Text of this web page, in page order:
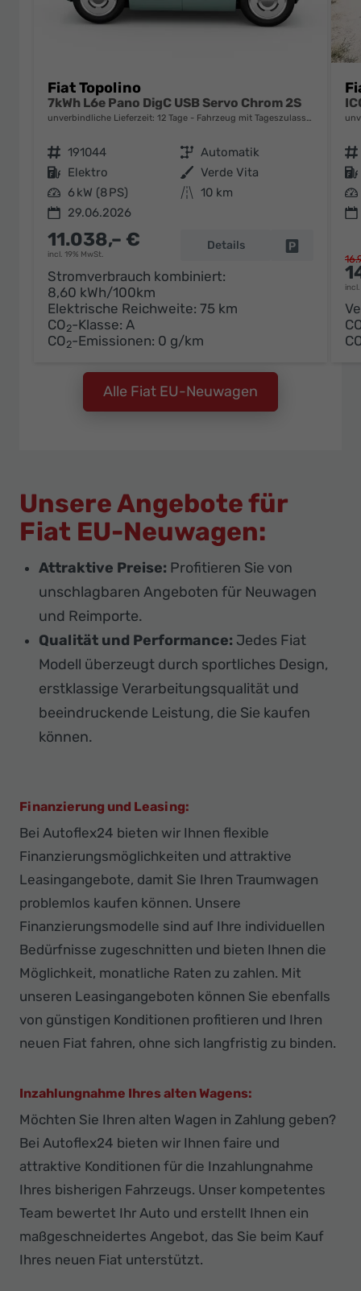
Fiat Topolino
7kWh L6e Pano DigC USB Servo Chrom 2S
unverbindliche Lieferzeit: 12 Tage Fahrzeug mit Tageszulassung
Fahrzeugnr. 191044 Getriebe Automatik
Kraftstoff Elektro Außenfarbe Verde Vita
Leistung 6 kW (8 PS) Kilometerstand 10 km
29.06.2026
11.038,– €
incl. 19% MwSt.
Details
Stromverbrauch kombiniert:
8,60 kWh/100km
Elektrische Reichweite: 75 km
CO2-Klasse: A
CO2-Emissionen: 0 g/km
Fahrzeugnr.
Kraftstoff
Leistung
Alle Fiat EU-Neuwagen
Unsere Angebote für
Fiat EU-Neuwagen:
Attraktive Preise: Profitieren Sie von
unschlagbaren Angeboten für Neuwagen
und Reimporte.
Qualität und Performance: Jedes Fiat
Modell überzeugt durch sportliches Design,
erstklassige Verarbeitungsqualität und
beeindruckende Leistung, die Sie kaufen
können.
Finanzierung und Leasing:
Bei Autoflex24 bieten wir Ihnen flexible
Finanzierungsmöglichkeiten und attraktive
Leasingangebote, damit Sie Ihren Traumwagen
problemlos kaufen können. Unsere
Finanzierungsmodelle sind auf Ihre individuellen
Bedürfnisse zugeschnitten und bieten Ihnen die
Möglichkeit, monatliche Raten zu zahlen. Mit
unseren Leasingangeboten können Sie ebenfalls
von günstigen Konditionen profitieren und Ihren
neuen Fiat fahren, ohne sich langfristig zu binden.
Inzahlungnahme Ihres alten Wagens:
Möchten Sie Ihren alten Wagen in Zahlung geben?
Bei Autoflex24 bieten wir Ihnen faire und
attraktive Konditionen für die Inzahlungnahme
Ihres bisherigen Fahrzeugs. Unser kompetentes
Team bewertet Ihr Auto und erstellt Ihnen ein
maßgeschneidertes Angebot, das Sie beim Kauf
Ihres neuen Fiat unterstützt.